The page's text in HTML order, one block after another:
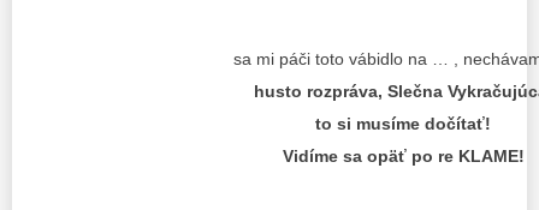
sa mi páči toto vábidlo na … ,
husto rozpráva, Slečna
to si musíme dočítať!
Vidíme sa opäť po re KLAME!